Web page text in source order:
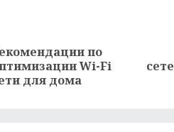
по
Wi-Fi
для дома